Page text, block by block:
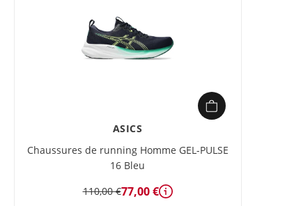
ASICS
Chaussures de running Homme GEL-PULSE
16 Bleu
110,00 €77,00 € Détails